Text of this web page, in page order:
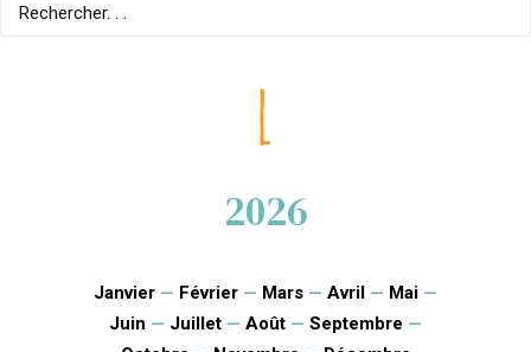
2026
Janvier — Février — Mars — Avril — Mai —
Juin — Juillet — Août — Septembre —